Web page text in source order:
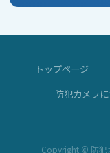
防犯カメラ
運営会社：
所在地：東
4号 アルテ
電話：03-
FAX：03-
メール：
トップページ
防犯カメラ
Copyright © 防犯